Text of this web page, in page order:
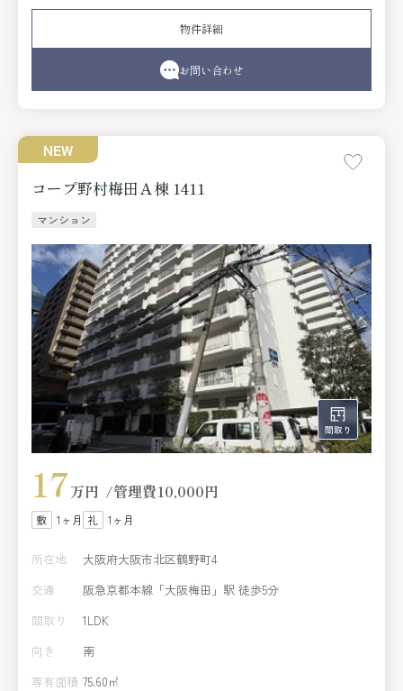
す。共用部には宅配ボックス・ゴミ出し24時間OKなど様々
な設備やサービスが揃っているので便利です。セキュリテ
ィ面は、オートロック・TVインターホンなどを設置してい
るので安全面でも優れております。大阪市北区や地下鉄御
堂筋線中津付近での新生活をご検討するなら、当社でお部
物件詳細
お問い合わせ
NEW
コープ野村梅田Ａ棟 1411
マンション
17万円 管理費10,000円
1ヶ月 1ヶ月
所在地
大阪府大阪市北区鶴野町4
交通
阪急京都本線「大阪梅田」駅 徒歩5分
間取り
1LDK
向き
南
専有面積 75.60㎡